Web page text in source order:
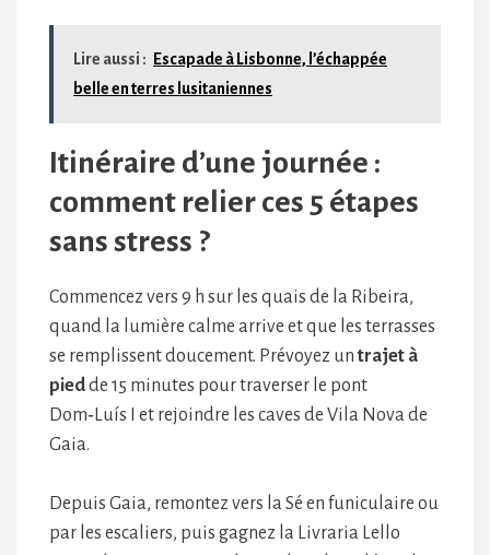
Lire aussi :
Escapade à Lisbonne, l’échappée
belle en terres lusitaniennes
Itinéraire d’une journée :
comment relier ces 5 étapes
sans stress ?
Commencez vers 9 h sur les quais de la Ribeira,
quand la lumière calme arrive et que les terrasses
se remplissent doucement. Prévoyez un trajet à
piedde 15 minutes pour traverser le pont
Dom‑Luís I et rejoindre les caves de Vila Nova de
Gaia.
Depuis Gaia, remontez vers la Sé en funiculaire ou
par les escaliers, puis gagnez la Livraria Lello